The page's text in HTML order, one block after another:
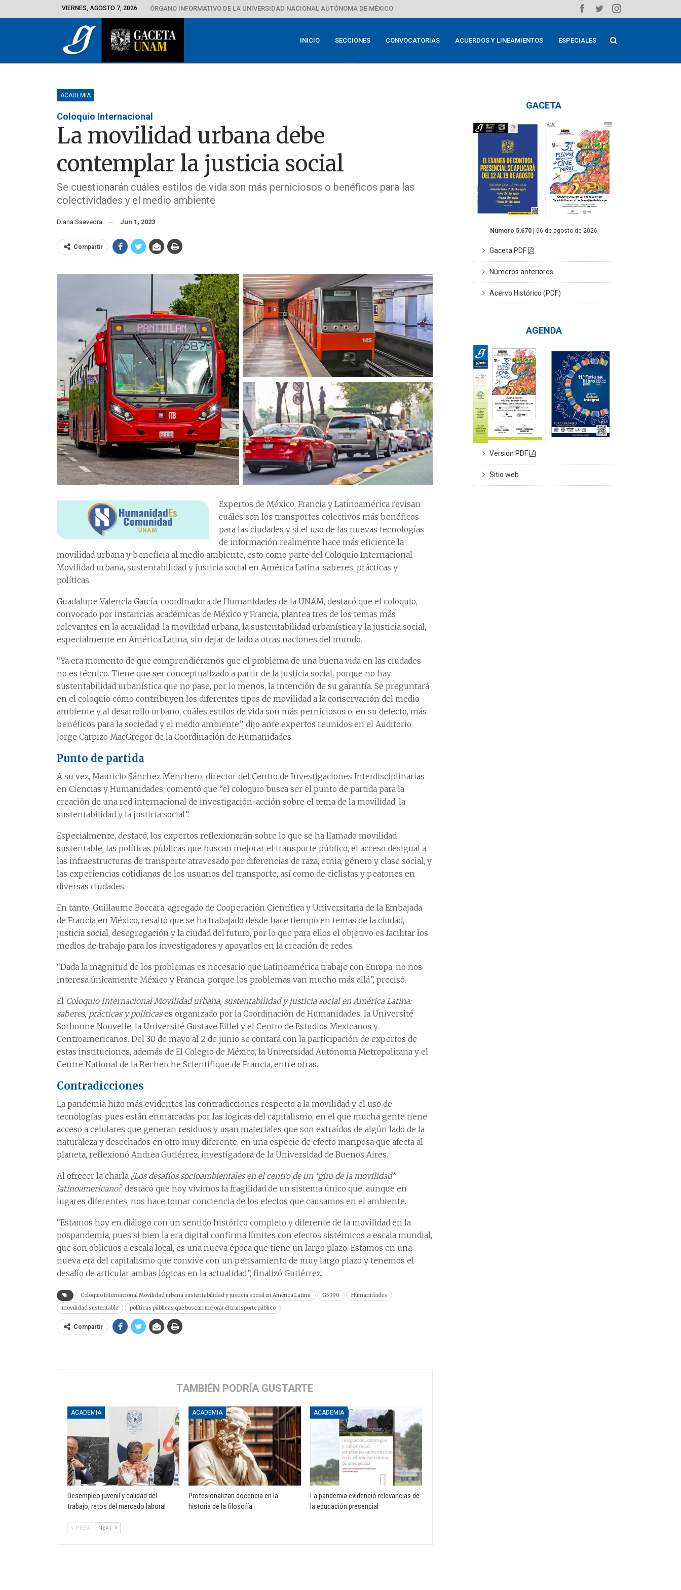
VIERNES, AGOSTO 7, 2026 ÓRGANO INFORMATIVO DE LA UNIVERSIDAD NACIONAL AUTÓNOMA DE MÉXICO
INICIO SECCIONES CONVOCATORIAS ACUERDOS Y LINEAMIENTOS ESPECIALES
ACADEMIA
Coloquio Internacional
La movilidad urbana debe
contemplar la justicia social
Se cuestionarán cuáles estilos de vida son más perniciosos o benéficos para las
colectividades y el medio ambiente
Diana Saavedra Jun 1, 2023
Compartir
Expertos de México, Francia y Latinoamérica revisan
cuáles son los transportes colectivos más benéficos
para las ciudades y si el uso de las nuevas tecnologías
de información realmente hace más eficiente la
movilidad urbana y beneficia al medio ambiente, esto como parte del Coloquio Internacional
Movilidad urbana, sustentabilidad y justicia social en América Latina: saberes, prácticas y
políticas.
Guadalupe Valencia García, coordinadora de Humanidades de la UNAM, destacó que el coloquio,
convocado por instancias académicas de México y Francia, plantea tres de los temas más
relevantes en la actualidad: la movilidad urbana, la sustentabilidad urbanística y la justicia social,
especialmente en América Latina, sin dejar de lado a otras naciones del mundo.
“Ya era momento de que comprendiéramos que el problema de una buena vida en las ciudades
no es técnico. Tiene que ser conceptualizado a partir de la justicia social, porque no hay
sustentabilidad urbanística que no pase, por lo menos, la intención de su garantía. Se preguntará
en el coloquio cómo contribuyen los diferentes tipos de movilidad a la conservación del medio
ambiente y al desarrollo urbano, cuáles estilos de vida son más perniciosos o, en su defecto, más
benéficos para la sociedad y el medio ambiente”, dijo ante expertos reunidos en el Auditorio
Jorge Carpizo MacGregor de la Coordinación de Humanidades.
Punto de partida
A su vez, Mauricio Sánchez Menchero, director del Centro de Investigaciones Interdisciplinarias
en Ciencias y Humanidades, comentó que “el coloquio busca ser el punto de partida para la
creación de una red internacional de investigación-acción sobre el tema de la movilidad, la
sustentabilidad y la justicia social”.
Especialmente, destacó, los expertos reflexionarán sobre lo que se ha llamado movilidad
sustentable, las políticas públicas que buscan mejorar el transporte público, el acceso desigual a
las infraestructuras de transporte atravesado por diferencias de raza, etnia, género y clase social, y
las experiencias cotidianas de los usuarios del transporte, así como de ciclistas y peatones en
diversas ciudades.
En tanto, Guillaume Boccara, agregado de Cooperación Científica y Universitaria de la Embajada
de Francia en México, resaltó que se ha trabajado desde hace tiempo en temas de la ciudad,
justicia social, desegregación y la ciudad del futuro, por lo que para ellos el objetivo es facilitar los
medios de trabajo para los investigadores y apoyarlos en la creación de redes.
“Dada la magnitud de los problemas es necesario que Latinoamérica trabaje con Europa, no nos
interesa únicamente México y Francia, porque los problemas van mucho más allá”, precisó.
El Coloquio Internacional Movilidad urbana, sustentabilidad y justicia social en América Latina:
saberes, prácticas y políticases organizado por la Coordinación de Humanidades, la Université
Sorbonne Nouvelle, la Université Gustave Eiffel y el Centro de Estudios Mexicanos y
Centroamericanos. Del 30 de mayo al 2 de junio se contará con la participación de expertos de
estas instituciones, además de El Colegio de México, la Universidad Autónoma Metropolitana y el
Centre National de la Recherche Scientifique de Francia, entre otras.
Contradicciones
La pandemia hizo más evidentes las contradicciones respecto a la movilidad y el uso de
tecnologías, pues están enmarcadas por las lógicas del capitalismo, en el que mucha gente tiene
acceso a celulares que generan residuos y usan materiales que son extraídos de algún lado de la
naturaleza y desechados en otro muy diferente, en una especie de efecto mariposa que afecta al
planeta, reflexionó Andrea Gutiérrez, investigadora de la Universidad de Buenos Aires.
Al ofrecer la charla ¿Los desafíos socioambientales en el centro de un “giro de la movilidad”
latinoamericano?, destacó que hoy vivimos la fragilidad de un sistema único que, aunque en
lugares diferentes, nos hace tomar conciencia de los efectos que causamos en el ambiente.
“Estamos hoy en diálogo con un sentido histórico completo y diferente de la movilidad en la
pospandemia, pues si bien la era digital confirma límites con efectos sistémicos a escala mundial,
que son oblicuos a escala local, es una nueva época que tiene un largo plazo. Estamos en una
nueva era del capitalismo que convive con un pensamiento de muy largo plazo y tenemos el
desafío de articular ambas lógicas en la actualidad”, finalizó Gutiérrez.
Coloquio Internacional Movilidad urbana sustentabilidad y justicia social en América Latina G5390
Humanidades
movilidad sustentable
políticas públicas que buscan mejorar el transporte público
Compartir
TAMBIÉN PODRÍA GUSTARTE
ACADEMIA
Desempleo juvenil y calidad del
trabajo, retos del mercado laboral
ACADEMIA
Profesionalizan docencia en la
historia de la filosofía
ACADEMIA
La pandemia evidenció relevancias de
la educación presencial
PREV NEXT
GACETA
Número 5,670 | 06 de agosto de 2026
Gaceta PDF
Números anteriores
Acervo Histórico (PDF)
AGENDA
Versión PDF
Sitio web